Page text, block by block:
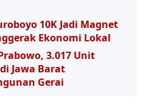
10K Jadi Magnet
Ekonomi Lokal
3.017 Unit
Jawa Barat
Gerai